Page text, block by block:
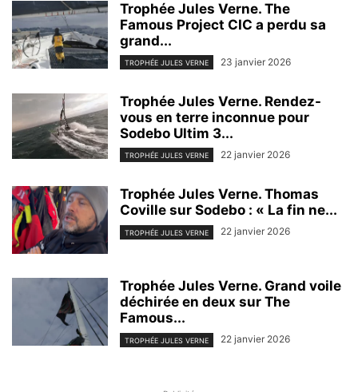
Trophée Jules Verne. The
Famous Project CIC a perdu sa
grand...
TROPHÉE JULES VERNE 23 janvier 2026
Trophée Jules Verne. Rendez-
vous en terre inconnue pour
Sodebo Ultim 3...
TROPHÉE JULES VERNE 22 janvier 2026
Trophée Jules Verne. Thomas
Coville sur Sodebo : « La fin ne...
TROPHÉE JULES VERNE 22 janvier 2026
Trophée Jules Verne. Grand voile
déchirée en deux sur The
Famous...
TROPHÉE JULES VERNE 22 janvier 2026